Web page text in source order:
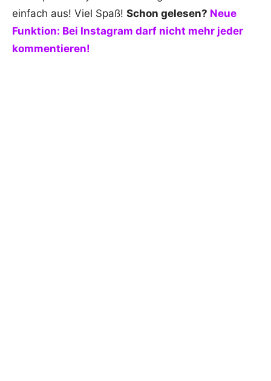
einfach aus! Viel Spaß! Schon gelesen? Neue
Funktion: Bei Instagram darf nicht mehr jeder
kommentieren!